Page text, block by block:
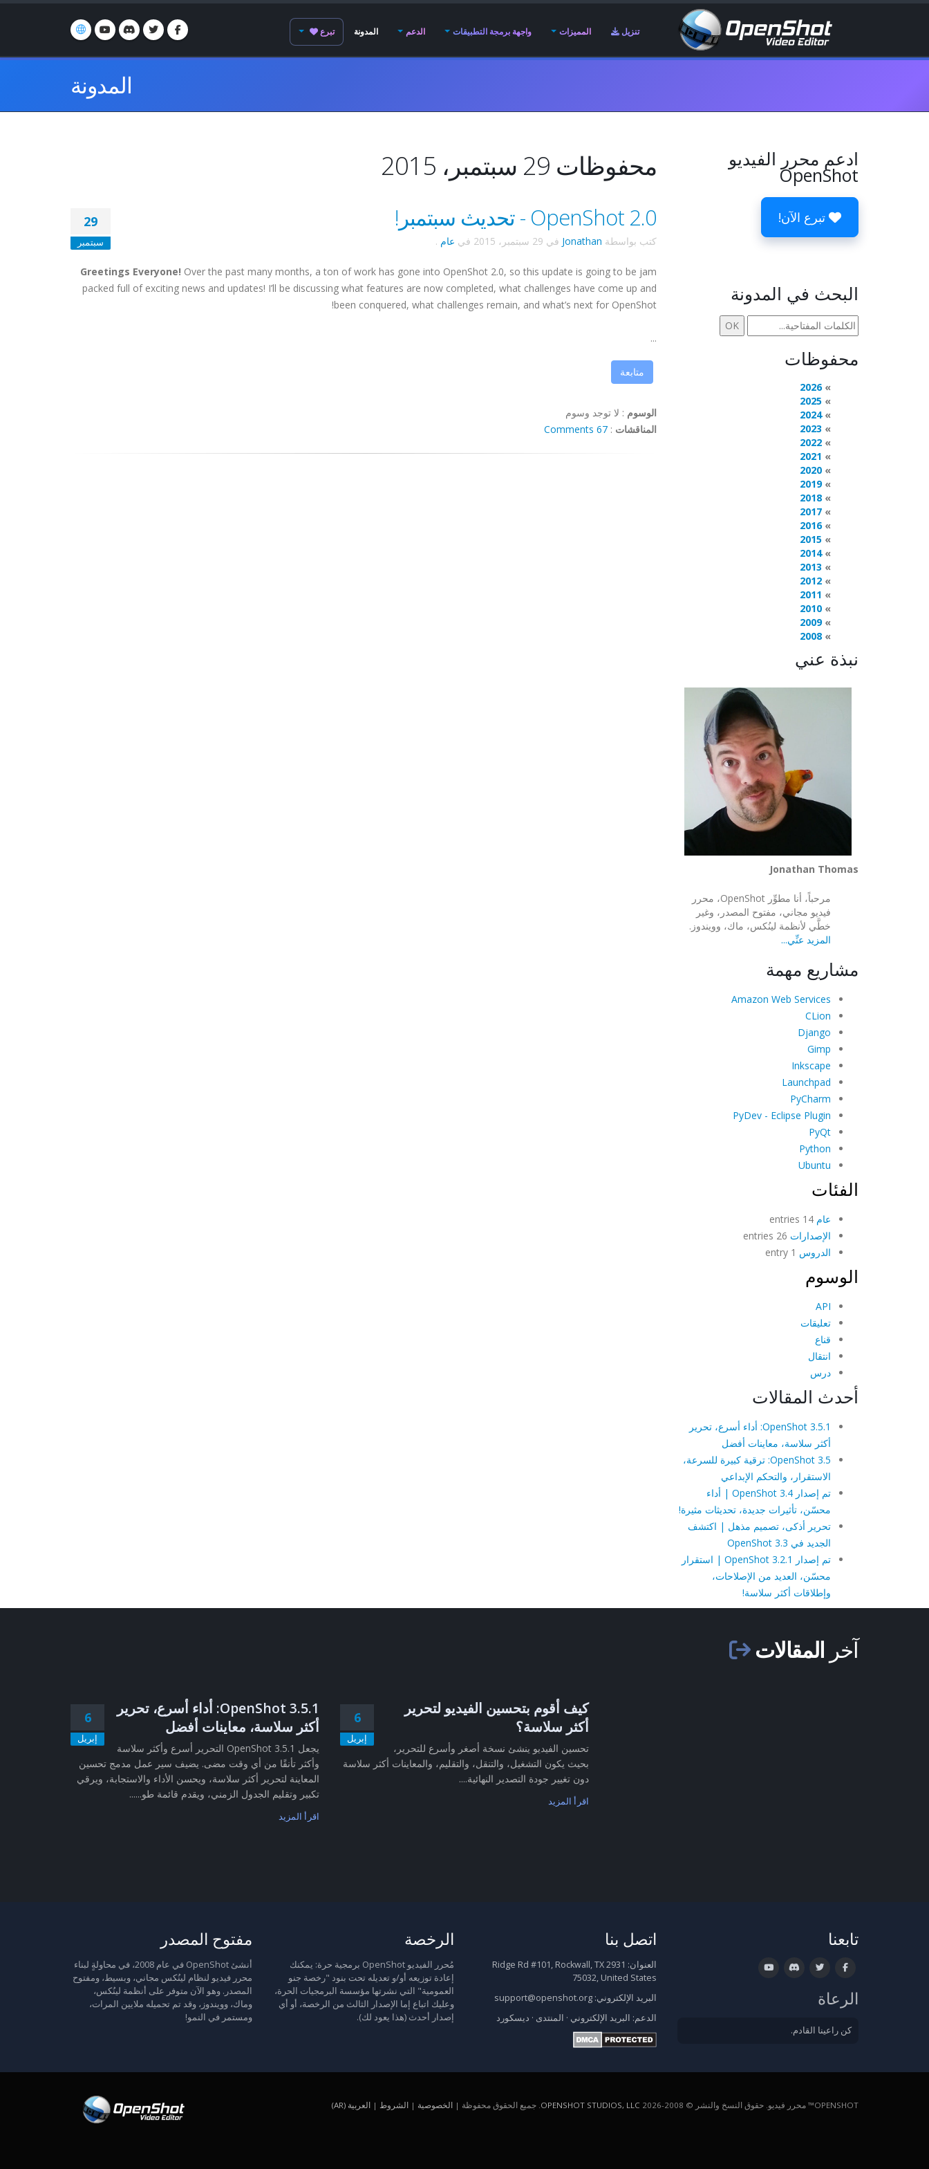
تنزيل المميزات واجهة برمجة التطبيقات الدعم المدونة تبرع
المدونة
محفوظات 29 سبتمبر، 2015
29
سبتمبر
OpenShot 2.0 - تحديث سبتمبر!
كتب بواسطة Jonathan في 29 سبتمبر، 2015 في عام .
Greetings Everyone! Over the past many months, a ton of work has gone into OpenShot 2.0, so this update is going to be jam
packed full of exciting news and updates! I’ll be discussing what features are now completed, what challenges have come up and
been conquered, what challenges remain, and what’s next for OpenShot!
...
متابعة
الوسوم : لا توجد وسوم
المناقشات :
67 Comments
ادعم محرر الفيديو
OpenShot
تبرع الآن!
البحث في المدونة
محفوظات
2026
2025
2024
2023
2022
2021
2020
2019
2018
2017
2016
2015
2014
2013
2012
2011
2010
2009
2008
نبذة عني
Jonathan Thomas
مرحباً، أنا مطوِّر OpenShot، محرر
فيديو مجاني، مفتوح المصدر، وغير
خطَّي لأنظمة لينُكس، ماك، وويندوز.
المزيد عنِّي...
مشاريع مهمة
Amazon Web Services
CLion
Django
Gimp
Inkscape
Launchpad
PyCharm
PyDev - Eclipse Plugin
PyQt
Python
Ubuntu
الفئات
عام
الإصدارات
الدروس
الوسوم
API
تعليقات
قناع
انتقال
درس
أحدث المقالات
OpenShot 3.5.1: أداء أسرع، تحرير
أكثر سلاسة، معاينات أفضل
OpenShot 3.5: ترقية كبيرة للسرعة،
الاستقرار، والتحكم الإبداعي
تم إصدار OpenShot 3.4 | أداء
محسّن، تأثيرات جديدة، تحديثات مثيرة!
تحرير أذكى، تصميم مذهل | اكتشف
الجديد في OpenShot 3.3
تم إصدار OpenShot 3.2.1 | استقرار
محسّن، العديد من الإصلاحات،
وإطلاقات أكثر سلاسة!
آخر المقالات
6
إبريل
OpenShot 3.5.1: أداء أسرع، تحرير
أكثر سلاسة، معاينات أفضل
يجعل OpenShot 3.5.1 التحرير أسرع وأكثر سلاسة
وأكثر تأنقًا من أي وقت مضى. يضيف سير عمل مدمج تحسين
المعاينة لتحرير أكثر سلاسة، ويحسن الأداء والاستجابة، ويرقي
تكبير وتقليم الجدول الزمني، ويقدم قائمة طو......
اقرأ المزيد
6
إبريل
كيف أقوم بتحسين الفيديو لتحرير
أكثر سلاسة؟
تحسين الفيديو ينشئ نسخة أصغر وأسرع للتحرير،
بحيث يكون التشغيل، والتنقل، والتقليم، والمعاينات أكثر سلاسة
دون تغيير جودة التصدير النهائية....
اقرأ المزيد
مفتوح المصدر
أنشئ OpenShot في عام 2008، في محاولةٍ لبناء
محرر فيديو لنظام لينُكس مجاني، وبسيط، ومفتوح
المصدر. وهو الآن متوفر على أنظمة لينُكس،
وماك، وويندوز، وقد تم تحميله ملايين المرات،
ومستمر في النمو!
الرخصة
مُحرر الفيديو OpenShot برمجية حرة: يمكنك
إعادة توزيعه أو/و تعديله تحت بنود "رخصة جنو
العمومية" التي نشرتها مؤسسة البرمجيات الحرة،
وعليك اتباع إما الإصدار الثالث من الرخصة، أو أي
إصدار أحدث (هذا يعود لك).
اتصل بنا
العنوان:
2931 Ridge Rd #101, Rockwall, TX
75032, United States
البريد الإلكتروني: support@openshot.org
الدعم: البريد الإلكتروني · المنتدى · ديسكورد
تابعنا
الرعاة
كن راعينا القادم.
OPENSHOT™ محرر فيديو. حقوق النسخ والنشر © 2008-2026 OPENSHOT STUDIOS, LLC. جميع الحقوق محفوظة | الخصوصية | الشروط | العربية (AR)